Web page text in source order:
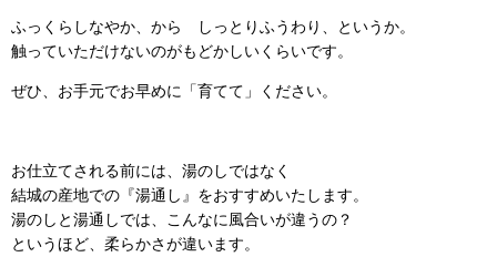
ふっくらしなやか、から しっとりふうわり、というか。
触っていただけないのがもどかしいくらいです。
ぜひ、お手元でお早めに「育てて」ください。
お仕立てされる前には、湯のしではなく
結城の産地での『湯通し』をおすすめいたします。
湯のしと湯通しでは、こんなに風合いが違うの？
というほど、柔らかさが違います。